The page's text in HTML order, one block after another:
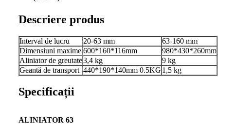
Descriere produs
Interval de lucru 20-63 mm
63-160 mm
Dimensiuni maxime 600*160*116mm
980*430*260mm
Aliniator de greutate3,4 kg
9 kg
Geantă de transport 440*190*140mm 0.5KG 1,5 kg
Specificații
ALINIATOR 63